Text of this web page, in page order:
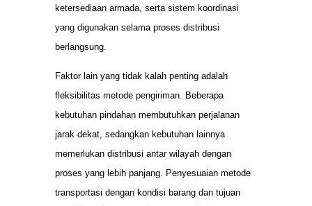
ketersediaan armada, serta sistem koordinasi
yang digunakan selama proses distribusi
berlangsung.
Faktor lain yang tidak kalah penting adalah
fleksibilitas metode pengiriman. Beberapa
kebutuhan pindahan membutuhkan perjalanan
jarak dekat, sedangkan kebutuhan lainnya
memerlukan distribusi antar wilayah dengan
proses yang lebih panjang. Penyesuaian metode
transportasi dengan kondisi barang dan tujuan